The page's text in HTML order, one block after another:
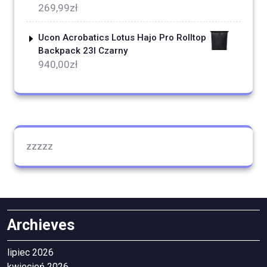
269,99zł
Ucon Acrobatics Lotus Hajo Pro Rolltop
Backpack 23l Czarny
940,00zł
zzzzz
Archieves
lipiec 2026